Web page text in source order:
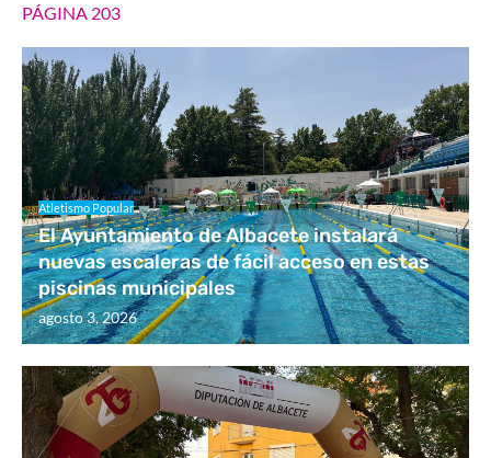
PÁGINA 203
Atletismo Popular
El Ayuntamiento de Albacete instalará
nuevas escaleras de fácil acceso en estas
piscinas municipales
agosto 3, 2026